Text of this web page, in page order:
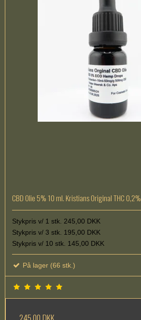
CBD Olie 5% 10 ml. Kristians Original THC 0,2%
Stykpris v/ 1 stk. 245,00 DKK
Stykpris v/ 3 stk. 195,00 DKK
Stykpris v/ 10 stk. 145,00 DKK
På lager (66 stk.)
245,00 DKK